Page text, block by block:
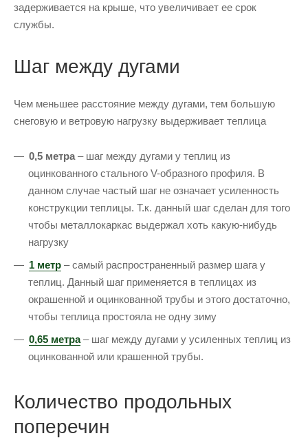
задерживается на крыше, что увеличивает ее срок
службы.
Шаг между дугами
Чем меньшее расстояние между дугами, тем большую
снеговую и ветровую нагрузку выдерживает теплица
0,5 метра – шаг между дугами у теплиц из
оцинкованного стального V-образного профиля. В
данном случае частый шаг не означает усиленность
конструкции теплицы. Т.к. данный шаг сделан для того
чтобы металлокаркас выдержал хоть какую-нибудь
нагрузку
1 метр – самый распространенный размер шага у
теплиц. Данный шаг применяется в теплицах из
окрашенной и оцинкованной трубы и этого достаточно,
чтобы теплица простояла не одну зиму
0,65 метра– шаг между дугами у усиленных теплиц из
оцинкованной или крашенной трубы.
Количество продольных
поперечин